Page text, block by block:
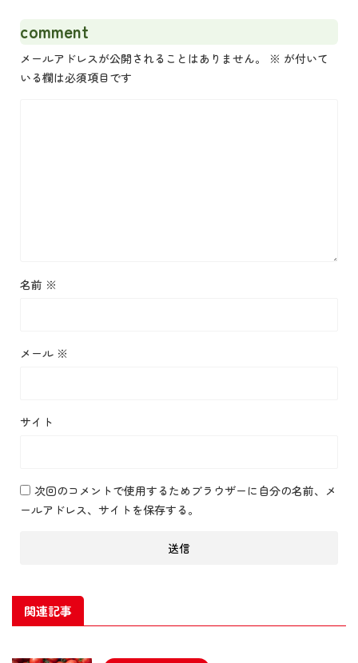
comment
メールアドレスが公開されることはありません。 ※ が付いて
いる欄は必須項目です
名前 ※
メール ※
サイト
次回のコメントで使用するためブラウザーに自分の名前、メ
ールアドレス、サイトを保存する。
関連記事